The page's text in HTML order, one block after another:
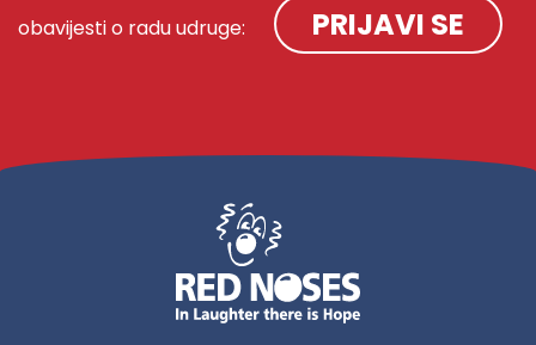
obavijesti o radu udruge:
PRIJAVI SE